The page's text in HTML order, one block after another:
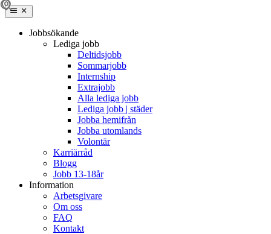
Jobbsökande
Lediga jobb
Deltidsjobb
Sommarjobb
Internship
Extrajobb
Alla lediga jobb
Lediga jobb | städer
Jobba hemifrån
Jobba utomlands
Volontär
Karriärråd
Blogg
Jobb 13-18år
Information
Arbetsgivare
Om oss
FAQ
Kontakt